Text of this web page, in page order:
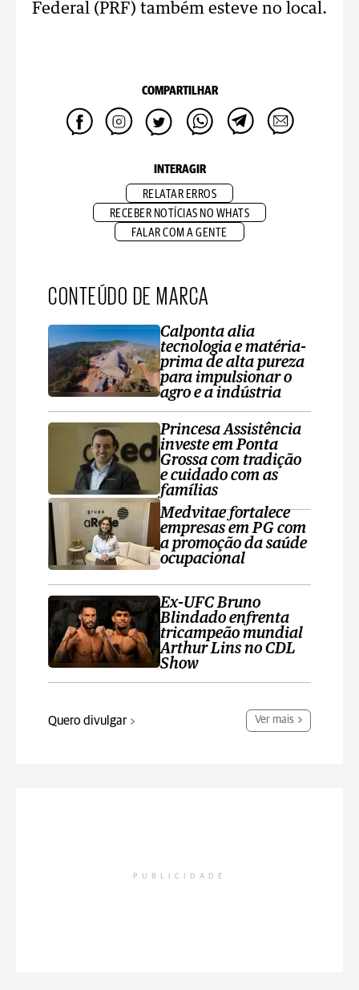
Federal (PRF) também esteve no local.
COMPARTILHAR
INTERAGIR
RELATAR ERROS
RECEBER NOTÍCIAS NO WHATS
FALAR COM A GENTE
CONTEÚDO DE MARCA
Calponta alia
tecnologia e matéria-
prima de alta pureza
para impulsionar o
agro e a indústria
Princesa Assistência
investe em Ponta
Grossa com tradição
e cuidado com as
famílias
Medvitae fortalece
empresas em PG com
a promoção da saúde
ocupacional
Ex-UFC Bruno
Blindado enfrenta
tricampeão mundial
Arthur Lins no CDL
Show
Quero divulgar Ver mais
PUBLICIDADE